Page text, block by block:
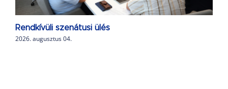
Rendkívüli szenátusi ülés
2026. augusztus 04.